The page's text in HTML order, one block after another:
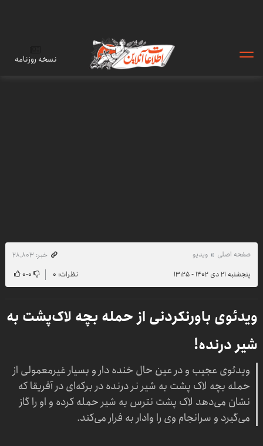
نسخه روزنامه
صفحه اصلی ویدیو
خبر: ۲۸٬۸۰۳
پنجشنبه ۲۱ دی ۱۴۰۲ - ۱۳:۲۵
نظرات: ۰ ۰-۰
ویدئوی باورنکردنی از حمله بچه لاک‌پشت به
شیر درنده!
ویدئوی عجیب و در عین حال خنده دار و بسیار غیرمعمولی از
حمله بچه لاک پشت به شیر نر درنده در برکه‌ای در آفریقا که
نشان می‌دهد لاک پشت نترس به شیر حمله کرده و او را گاز
می‌گیرد و سرانجام وی را وادار به فرار می‌کند.